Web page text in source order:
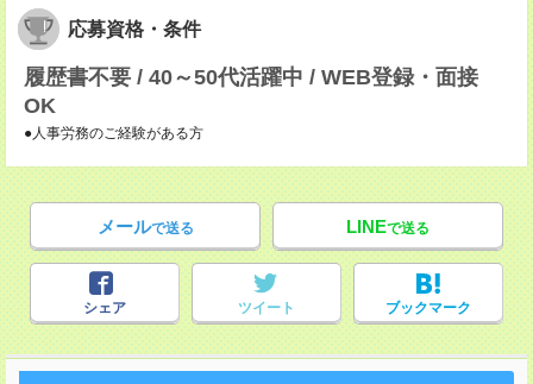
応募資格・条件
履歴書不要 / 40～50代活躍中 / WEB登録・面接
OK
●人事労務のご経験がある方
メールで送る LINEで送る
シェア ツイート ブックマーク